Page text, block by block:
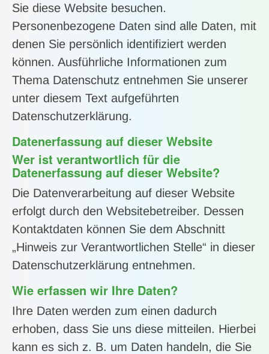
Sie diese Website besuchen.
Personenbezogene Daten sind alle Daten, mit
denen Sie persönlich identifiziert werden
können. Ausführliche Informationen zum
Thema Datenschutz entnehmen Sie unserer
unter diesem Text aufgeführten
Datenschutzerklärung.
Datenerfassung auf dieser Website
Wer ist verantwortlich für die
Datenerfassung auf dieser Website?
Die Datenverarbeitung auf dieser Website
erfolgt durch den Websitebetreiber. Dessen
Kontaktdaten können Sie dem Abschnitt
„Hinweis zur Verantwortlichen Stelle“ in dieser
Datenschutzerklärung entnehmen.
Wie erfassen wir Ihre Daten?
Ihre Daten werden zum einen dadurch
erhoben, dass Sie uns diese mitteilen. Hierbei
kann es sich z. B. um Daten handeln, die Sie